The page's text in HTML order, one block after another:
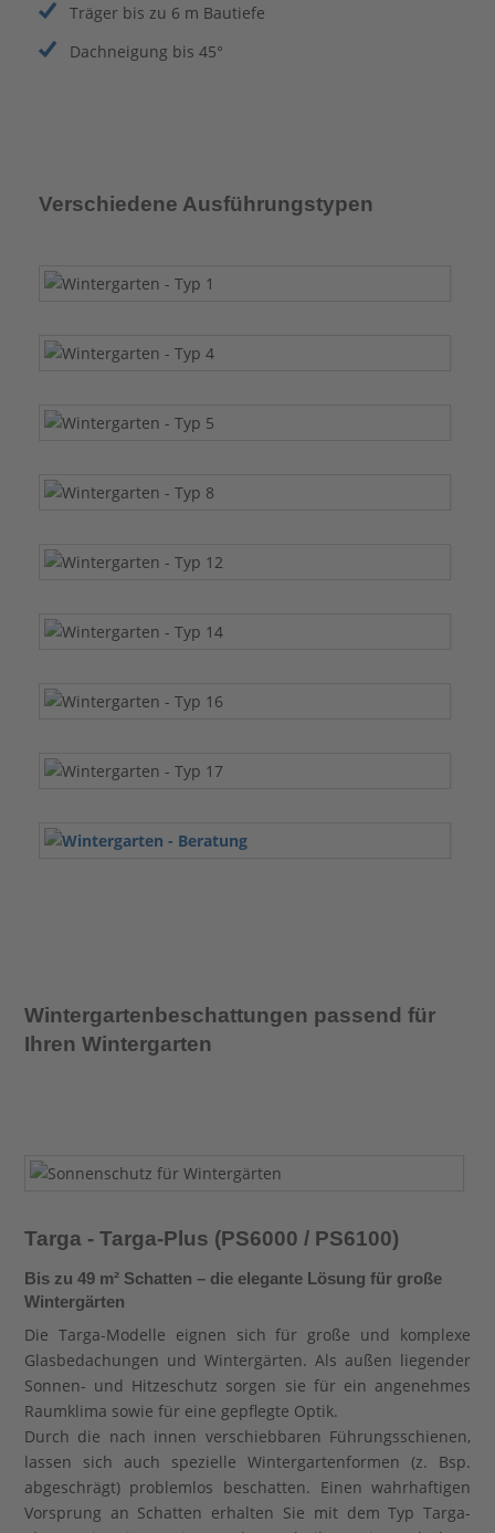
Träger bis zu 6 m Bautiefe
Dachneigung bis 45°
Verschiedene Ausführungstypen
Wintergartenbeschattungen passend für
Ihren Wintergarten
Targa - Targa-Plus (PS6000 / PS6100)
Bis zu 49 m² Schatten – die elegante Lösung für große
Wintergärten
Die Targa-Modelle eignen sich für große und komplexe
Glasbedachungen und Wintergärten. Als außen liegender
Sonnen- und Hitzeschutz sorgen sie für ein angenehmes
Raumklima sowie für eine gepflegte Optik.
Durch die nach innen verschiebbaren Führungsschienen,
lassen sich auch spezielle Wintergartenformen (z. Bsp.
abgeschrägt) problemlos beschatten. Einen wahrhaftigen
Vorsprung an Schatten erhalten Sie mit dem Typ Targa-